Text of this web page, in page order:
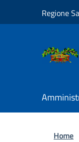
Regione
Home